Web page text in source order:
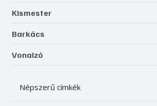
Kismester
Barkács
Vonalzó
Népszerű címkék